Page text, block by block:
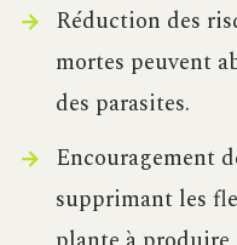
Réduction des
mortes peuvent
des parasites.
Encouragement
supprimant les